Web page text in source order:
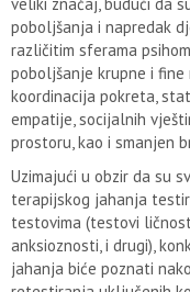
poboljšanja i napredak
različitim sferama
poboljšanje krupne i
koordinacija pokreta,
empatije, socijalnih
prostoru, kao i smanjen
Uzimajući u obzir da su
terapijskog jahanja
testovima (testovi
anksioznosti, i drugi),
jahanja biće poznati